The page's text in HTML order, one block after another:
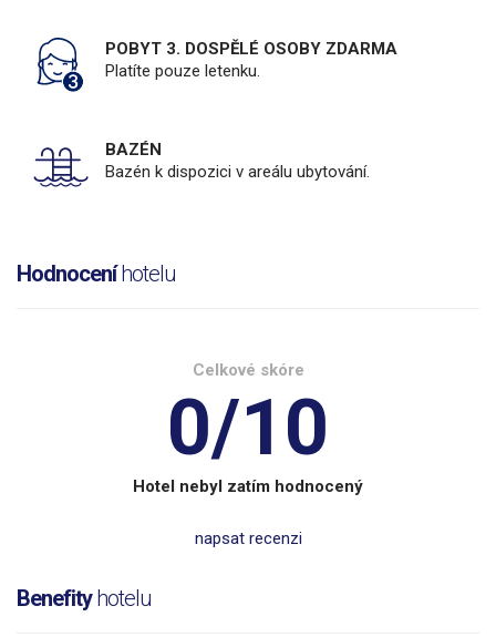
POBYT 3. DOSPĚLÉ OSOBY ZDARMA
Platíte pouze letenku.
BAZÉN
Bazén k dispozici v areálu ubytování.
Hodnoceníhotelu
Celkové skóre
0/10
Hotel nebyl zatím hodnocený
napsat recenzi
Benefityhotelu